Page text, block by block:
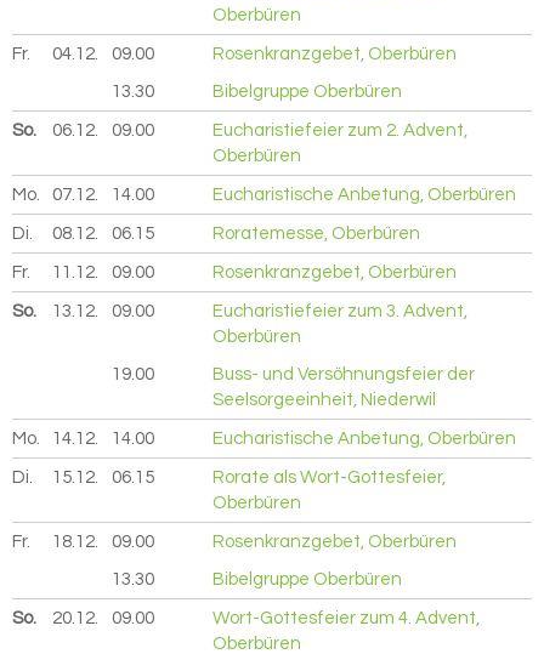
Oberbüren
Fr. 04.12. 2026
09.00 Rosenkranzgebet, Oberbüren
13.30 Bibelgruppe Oberbüren
So. 06.12. 2026
09.00
Eucharistiefeier zum 2. Advent,
Oberbüren
Mo. 07.12. 2026
14.00 Eucharistische Anbetung, Oberbüren
Di. 08.12. 2026
06.15 Roratemesse, Oberbüren
Fr. 11.12. 2026
09.00 Rosenkranzgebet, Oberbüren
So. 13.12. 2026
09.00
Eucharistiefeier zum 3. Advent,
Oberbüren
19.00
Buss- und Versöhnungsfeier der
Seelsorgeeinheit, Niederwil
Mo. 14.12. 2026
14.00 Eucharistische Anbetung, Oberbüren
Di. 15.12. 2026
06.15
Rorate als Wort-Gottesfeier,
Oberbüren
Fr. 18.12. 2026
09.00 Rosenkranzgebet, Oberbüren
13.30 Bibelgruppe Oberbüren
So. 20.12. 2026
09.00
Wort-Gottesfeier zum 4. Advent,
Oberbüren